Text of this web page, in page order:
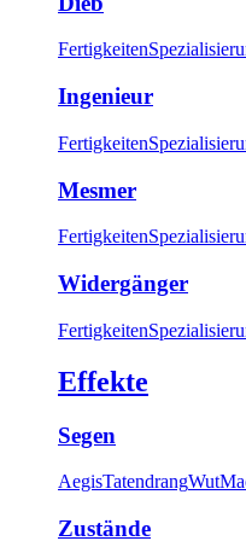
Fertigkeiten
Ingenieur
Fertigkeiten
Mesmer
Fertigkeiten
Widergänger
Fertigkeiten
Effekte
Segen
AegisTatendrangWut
Zustände